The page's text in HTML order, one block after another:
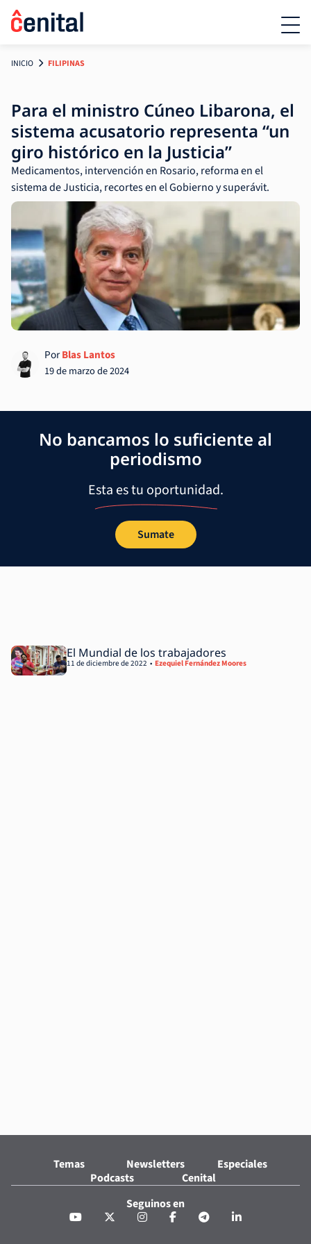
INICIO FILIPINAS
Para el ministro Cúneo Libarona, el
sistema acusatorio representa “un
giro histórico en la Justicia”
Medicamentos, intervención en Rosario, reforma en el
sistema de Justicia, recortes en el Gobierno y superávit.
PorBlas Lantos
19 de marzo de 2024
No bancamos lo suficiente al
periodismo
Esta es tu oportunidad.
Sumate
El Mundial de los trabajadores
Ezequiel Fernández Moores
11 de diciembre de 2022
Temas Newsletters
Especiales
Podcasts
Cenital
Seguinos en